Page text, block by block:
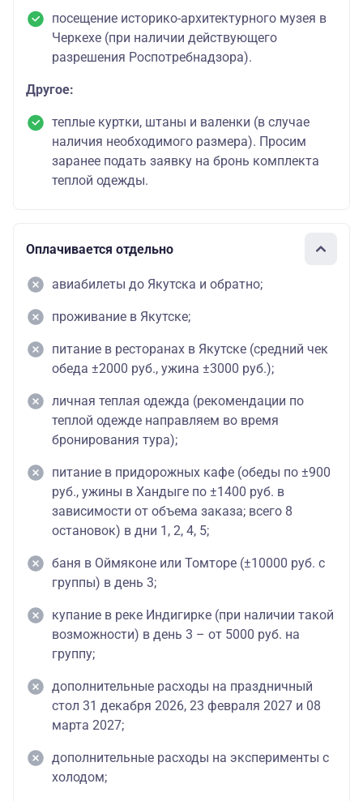
посещение историко-архитектурного музея в
Черкехе (при наличии действующего
разрешения Роспотребнадзора).
Другое:
теплые куртки, штаны и валенки (в случае
наличия необходимого размера). Просим
заранее подать заявку на бронь комплекта
теплой одежды.
Оплачивается отдельно
авиабилеты до Якутска и обратно;
проживание в Якутске;
питание в ресторанах в Якутске (средний чек
обеда ±2000 руб., ужина ±3000 руб.);
личная теплая одежда (рекомендации по
теплой одежде направляем во время
бронирования тура);
питание в придорожных кафе (обеды по ±900
руб., ужины в Хандыге по ±1400 руб. в
зависимости от объема заказа; всего 8
остановок) в дни 1, 2, 4, 5;
баня в Оймяконе или Томторе (±10000 руб. с
группы) в день 3;
купание в реке Индигирке (при наличии такой
возможности) в день 3 – от 5000 руб. на
группу;
дополнительные расходы на праздничный
стол 31 декабря 2026, 23 февраля 2027 и 08
марта 2027;
дополнительные расходы на эксперименты с
холодом;